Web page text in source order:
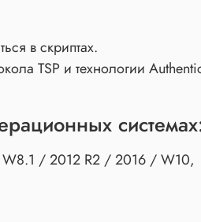
в скриптах.
TSP и технологии
/ 2012 R2 / 2016 / W10,